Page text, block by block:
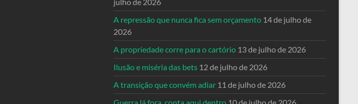
A repressão que nunca fica sem orçamento 14 de julho de
2026
A propriedade corre para o cartório 13 de julho de 2026
Ilusão e miséria das bets 12 de julho de 2026
A transição que convém adiar 11 de julho de 2026